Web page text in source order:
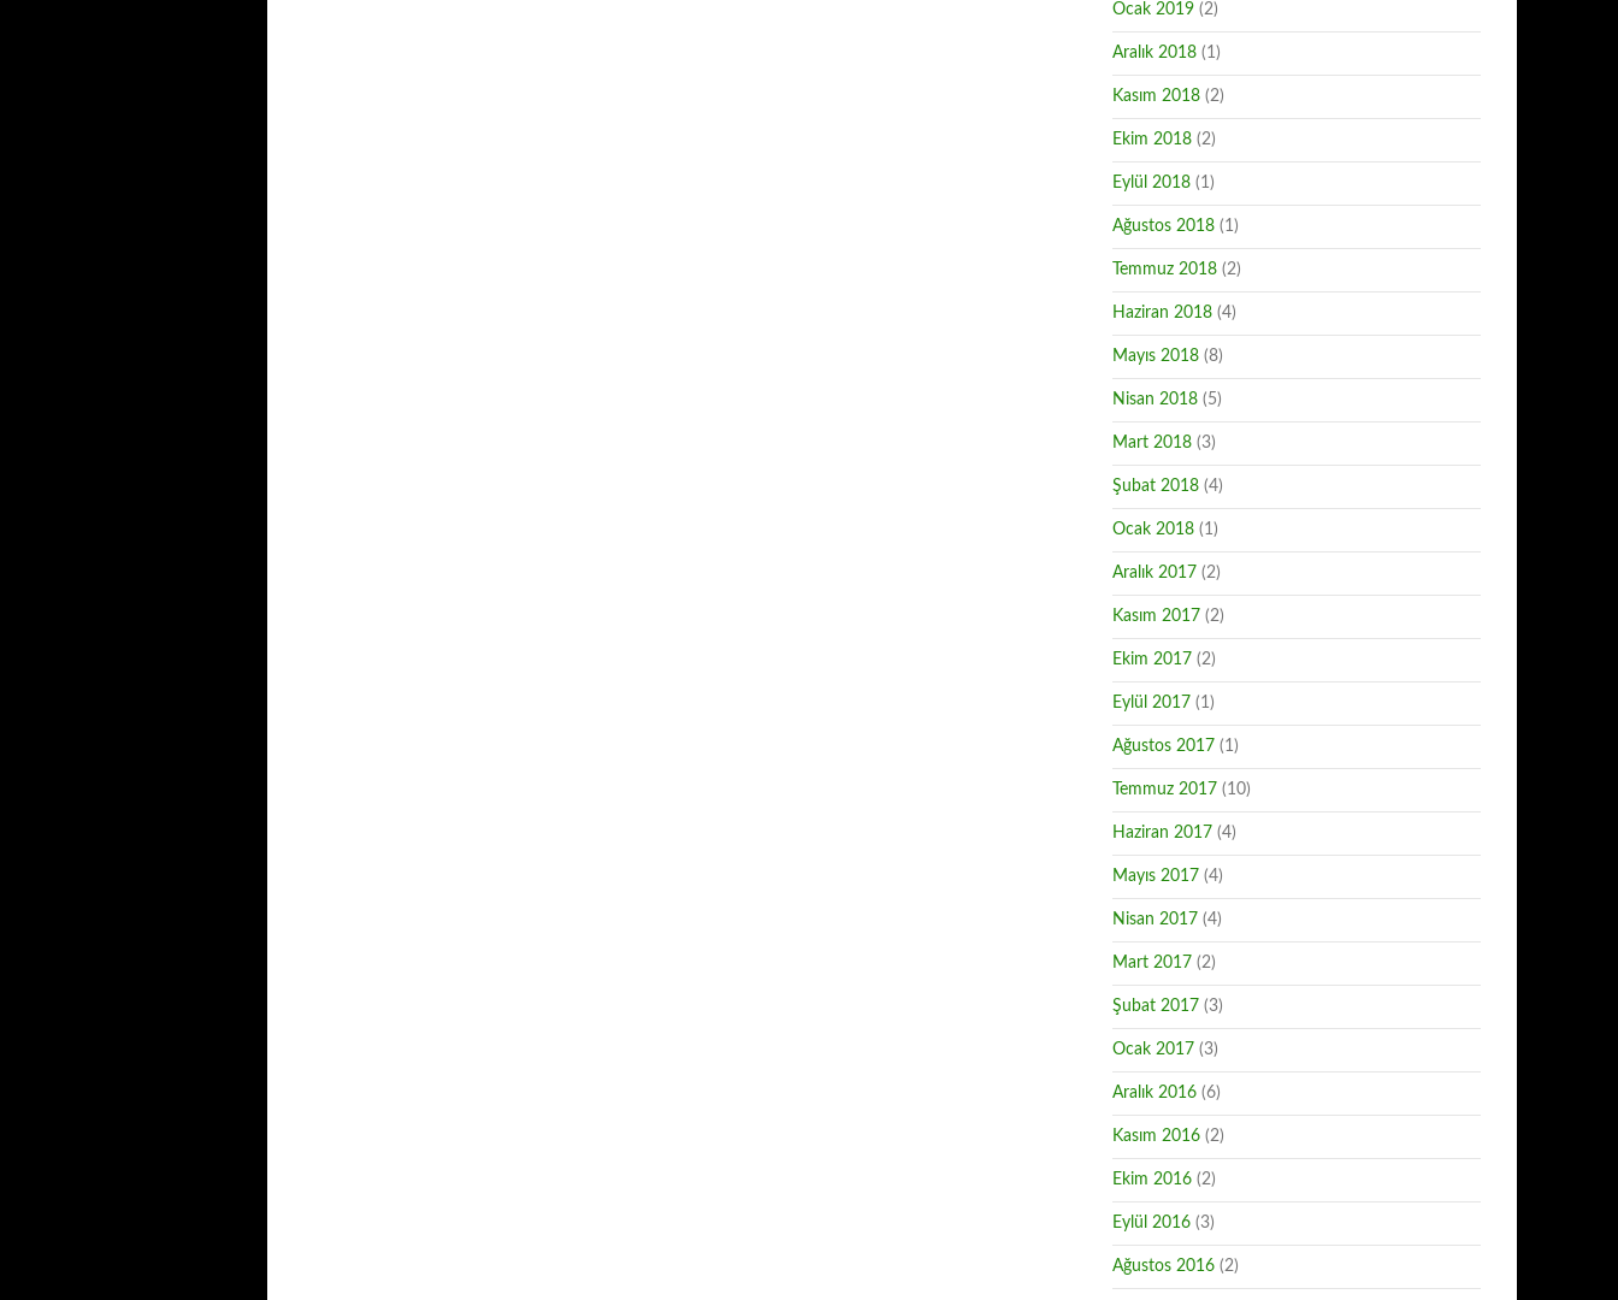
Ocak 2019 (2)
Aralık 2018 (1)
Kasım 2018 (2)
Ekim 2018 (2)
Eylül 2018 (1)
Ağustos 2018 (1)
Temmuz 2018 (2)
Haziran 2018 (4)
Mayıs 2018 (8)
Nisan 2018 (5)
Mart 2018 (3)
Şubat 2018 (4)
Ocak 2018 (1)
Aralık 2017 (2)
Kasım 2017 (2)
Ekim 2017 (2)
Eylül 2017 (1)
Ağustos 2017 (1)
Temmuz 2017 (10)
Haziran 2017 (4)
Mayıs 2017 (4)
Nisan 2017 (4)
Mart 2017 (2)
Şubat 2017 (3)
Ocak 2017 (3)
Aralık 2016 (6)
Kasım 2016 (2)
Ekim 2016 (2)
Eylül 2016 (3)
Ağustos 2016 (2)